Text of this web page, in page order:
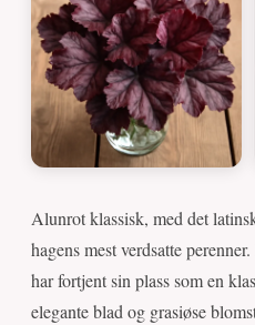
Alunrot klassisk, med det
hagens mest verdsatte
har fortjent sin plass som en
elegante blad og grasiøse